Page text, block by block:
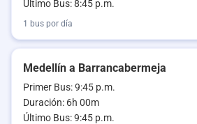
Último Bus: 8:45 p.m.
1 bus por día
Medellín a Barrancabermeja
Primer Bus: 9:45 p.m.
Duración: 6h 00m
Último Bus: 9:45 p.m.